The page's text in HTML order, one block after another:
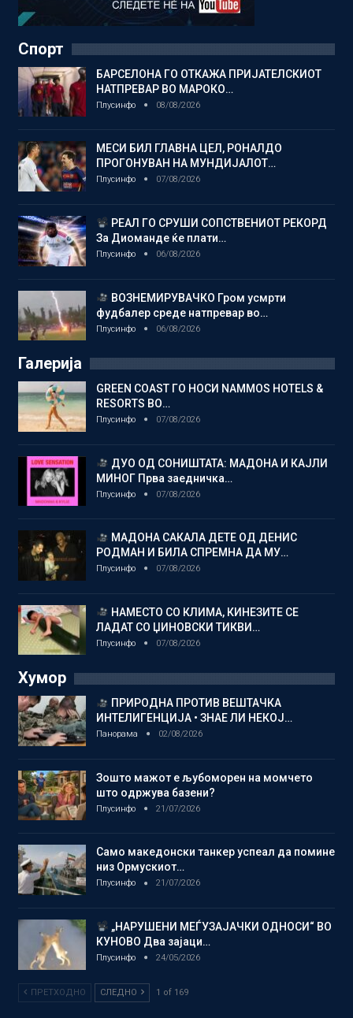
Спорт
БАРСЕЛОНА ГО ОТКАЖА ПРИЈАТЕЛСКИОТ
НАТПРЕВАР ВО МАРОКО…
Плусинфо 08/08/2026
МЕСИ БИЛ ГЛАВНА ЦЕЛ, РОНАЛДО
ПРОГОНУВАН НА МУНДИЈАЛОТ…
Плусинфо 07/08/2026
РЕАЛ ГО СРУШИ СОПСТВЕНИОТ РЕКОРД
За Диоманде ќе плати…
Плусинфо 06/08/2026
ВОЗНЕМИРУВАЧКО Гром усмрти
фудбалер среде натпревар во…
Плусинфо 06/08/2026
Галерија
GREEN COAST ГО НОСИ NAMMOS HOTELS &
RESORTS ВО…
Плусинфо 07/08/2026
ДУО ОД СОНИШТАТА: МАДОНА И КАЈЛИ
МИНОГ Прва заедничка…
Плусинфо 07/08/2026
МАДОНА САКАЛА ДЕТЕ ОД ДЕНИС
РОДМАН И БИЛА СПРЕМНА ДА МУ…
Плусинфо 07/08/2026
НАМЕСТО СО КЛИМА, КИНЕЗИТЕ СЕ
ЛАДАТ СО ЏИНОВСКИ ТИКВИ…
Плусинфо 07/08/2026
Хумор
ПРИРОДНА ПРОТИВ ВЕШТАЧКА
ИНТЕЛИГЕНЦИЈА • ЗНАЕ ЛИ НЕКОЈ…
Панорама 02/08/2026
Зошто мажот е љубоморен на момчето
што одржува базени?
Плусинфо 21/07/2026
Само македонски танкер успеал да помине
низ Ормускиот…
Плусинфо 21/07/2026
„НАРУШЕНИ МЕЃУЗАЈАЧКИ ОДНОСИ“ ВО
КУНОВО Два зајаци…
Плусинфо 24/05/2026
ПРЕТХОДНО СЛЕДНО 1 of 169